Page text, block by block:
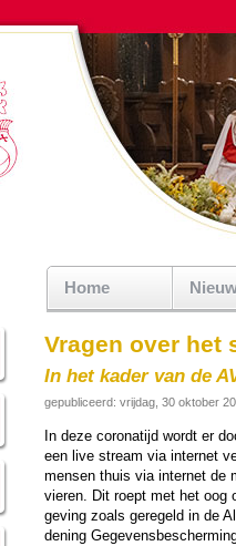
Home
Vragen over het
In het kader van de
gepubliceerd: vrijdag, 30 oktober
In deze corona­tijd wordt er
een live stream via in­ter­net
mensen thuis via in­ter­net de
vieren. Dit roept met het oog
ge­ving zoals gere­geld in de
dening